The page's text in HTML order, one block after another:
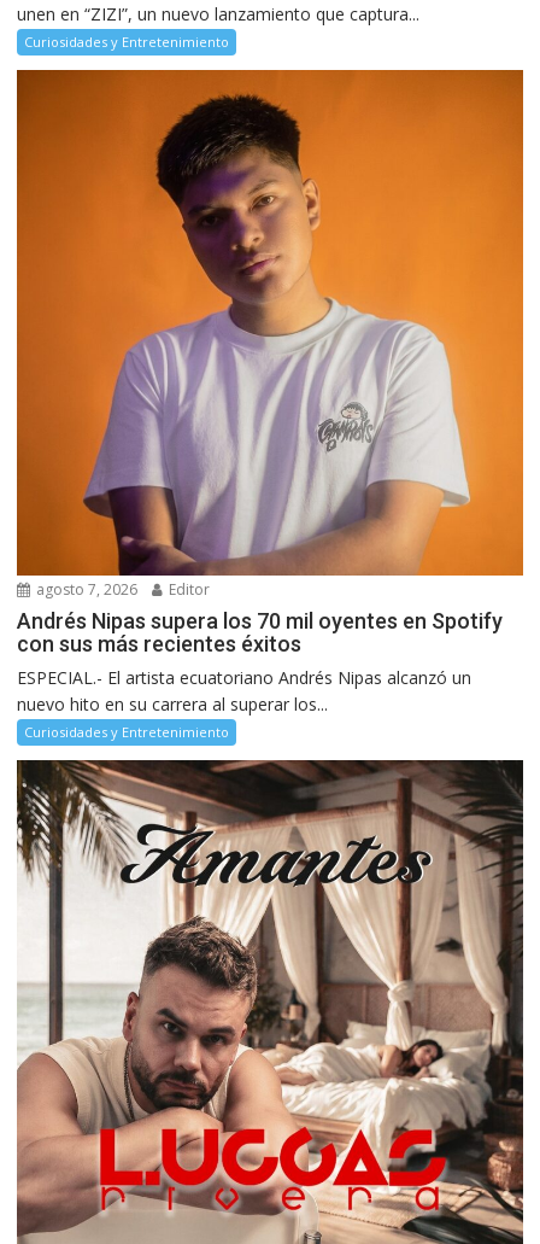
unen en “ZIZI”, un nuevo lanzamiento que captura...
Curiosidades y Entretenimiento
agosto 7, 2026 Editor
Andrés Nipas supera los 70 mil oyentes en Spotify
con sus más recientes éxitos
ESPECIAL.- El artista ecuatoriano Andrés Nipas alcanzó un
nuevo hito en su carrera al superar los...
Curiosidades y Entretenimiento